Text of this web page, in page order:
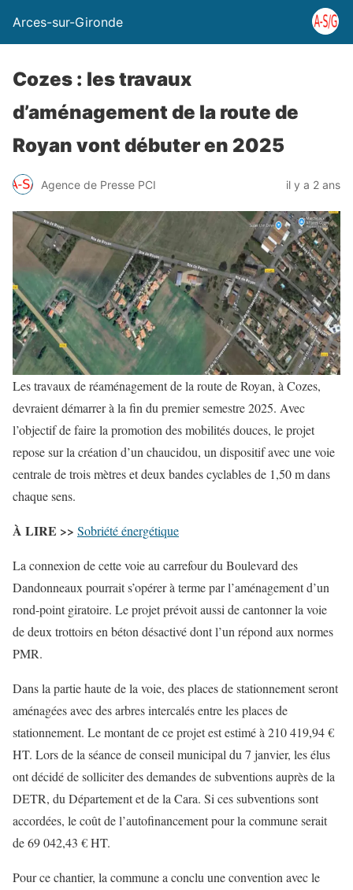
Arces-sur-Gironde
Cozes : les travaux
d’aménagement de la route de
Royan vont débuter en 2025
Agence de Presse PCI il y a 2 ans
Les travaux de réaménagement de la route de Royan, à Cozes,
devraient démarrer à la fin du premier semestre 2025. Avec
l’objectif de faire la promotion des mobilités douces, le projet
repose sur la création d’un chaucidou, un dispositif avec une voie
centrale de trois mètres et deux bandes cyclables de 1,50 m dans
chaque sens.
À LIRE >> Sobriété énergétique
La connexion de cette voie au carrefour du Boulevard des
Dandonneaux pourrait s’opérer à terme par l’aménagement d’un
rond-point giratoire. Le projet prévoit aussi de cantonner la voie
de deux trottoirs en béton désactivé dont l’un répond aux normes
PMR.
Dans la partie haute de la voie, des places de stationnement seront
aménagées avec des arbres intercalés entre les places de
stationnement. Le montant de ce projet est estimé à 210 419,94 €
HT. Lors de la séance de conseil municipal du 7 janvier, les élus
ont décidé de solliciter des demandes de subventions auprès de la
DETR, du Département et de la Cara. Si ces subventions sont
accordées, le coût de l’autofinancement pour la commune serait
de 69 042,43 € HT.
Pour ce chantier, la commune a conclu une convention avec le